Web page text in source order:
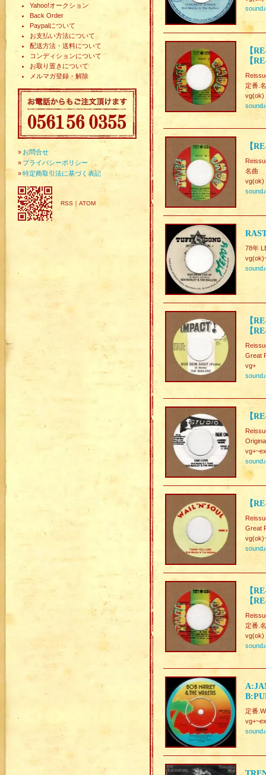
Yahoo!オークション
Back Order
Paypalについて
お支払い方法について
配送方法・送料について
コンディションについて
お取り置きについて
メルマガ登録・解除
» お問合せ
» プライバシーポリシー
»特定商取引法に基づく表記
RSS ｜ ATOM
sound♪
【
【
定番.
vg(ok)
sound♪
【
名曲
vg(ok)
sound♪
78年
sound♪
【
【
Great
vg+
sound♪
【
sound♪
【
Great
sound♪
【
【
定番.
vg(ok)
sound♪
定番
sound♪